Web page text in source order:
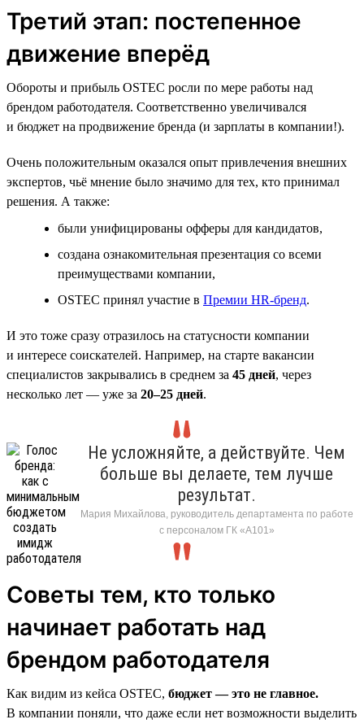
Третий этап: постепенное
движение вперёд
Обороты и прибыль OSTEC росли по мере работы над
брендом работодателя. Соответственно увеличивался
и бюджет на продвижение бренда (и зарплаты в компании!).
Очень положительным оказался опыт привлечения внешних
экспертов, чьё мнение было значимо для тех, кто принимал
решения. А также:
были унифицированы офферы для кандидатов,
создана ознакомительная презентация со всеми
преимуществами компании,
OSTEC принял участие в Премии HR‑бренд.
И это тоже сразу отразилось на статусности компании
и интересе соискателей. Например, на старте вакансии
специалистов закрывались в среднем за 45 дней, через
несколько лет — уже за 20–25 дней.
Не усложняйте, а действуйте. Чем
больше вы делаете, тем лучше
результат.
Мария Михайлова, руководитель департамента по работе
с персоналом ГК «А101»
Советы тем, кто только
начинает работать над
брендом работодателя
Как видим из кейса OSTEC, бюджет — это не главное.
В компании поняли, что даже если нет возможности выделить